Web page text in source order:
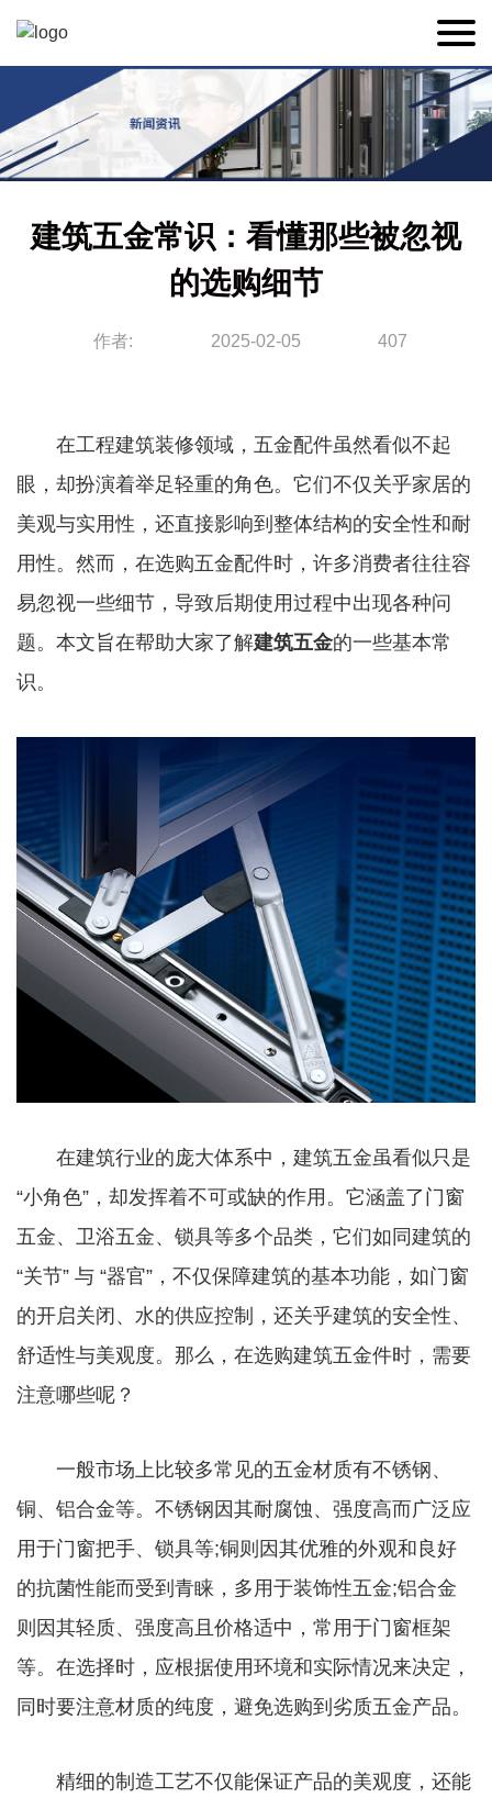
建筑五金常识：看懂那些被忽视
的选购细节
作者: 2025-02-05 407
在工程建筑装修领域，五金配件虽然看似不起
眼，却扮演着举足轻重的角色。它们不仅关乎家居的
美观与实用性，还直接影响到整体结构的安全性和耐
用性。然而，在选购五金配件时，许多消费者往往容
易忽视一些细节，导致后期使用过程中出现各种问
题。本文旨在帮助大家了解建筑五金的一些基本常
识。
在建筑行业的庞大体系中，建筑五金虽看似只是
“小角色”，却发挥着不可或缺的作用。它涵盖了门窗
五金、卫浴五金、锁具等多个品类，它们如同建筑的
“关节” 与 “器官”，不仅保障建筑的基本功能，如门窗
的开启关闭、水的供应控制，还关乎建筑的安全性、
舒适性与美观度。那么，在选购建筑五金件时，需要
注意哪些呢？
一般市场上比较多常见的五金材质有不锈钢、
铜、铝合金等。不锈钢因其耐腐蚀、强度高而广泛应
用于门窗把手、锁具等;铜则因其优雅的外观和良好
的抗菌性能而受到青睐，多用于装饰性五金;铝合金
则因其轻质、强度高且价格适中，常用于门窗框架
等。在选择时，应根据使用环境和实际情况来决定，
同时要注意材质的纯度，避免选购到劣质五金产品。
精细的制造工艺不仅能保证产品的美观度，还能